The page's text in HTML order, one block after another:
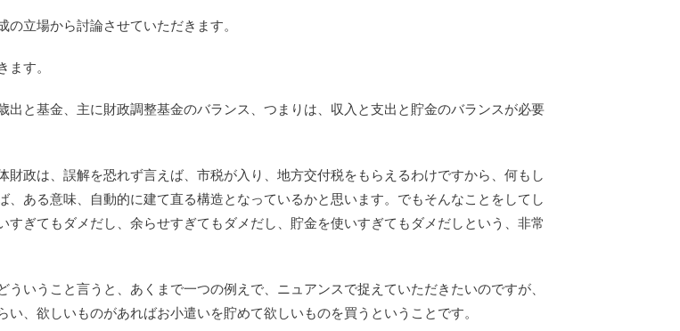
立場から討論させていただきます。
す。
と基金、主に財政調整基金のバランス、つまりは、収入と支出と貯金のバランスが必要
政は、誤解を恐れず言えば、市税が入り、地方交付税をもらえるわけですから、何もし
ある意味、自動的に建て直る構造となっているかと思います。でもそんなことをしてし
ぎてもダメだし、余らせすぎてもダメだし、貯金を使いすぎてもダメだしという、非常
いうこと言うと、あくまで一つの例えで、ニュアンスで捉えていただきたいのですが、
、欲しいものがあればお小遣いを貯めて欲しいものを買うということです。